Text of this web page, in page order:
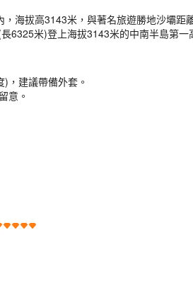
海拔高3143米，與著名旅遊勝地沙壩距
6325米)登上海拔3143米的中南半島第
，建議帶備外套。
意。